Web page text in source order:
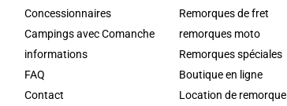
Concessionnaires
Campings avec Comanche
informations
FAQ
Contact
Remorques de fret
remorques moto
Remorques spéciales
Boutique en ligne
Location de remorque